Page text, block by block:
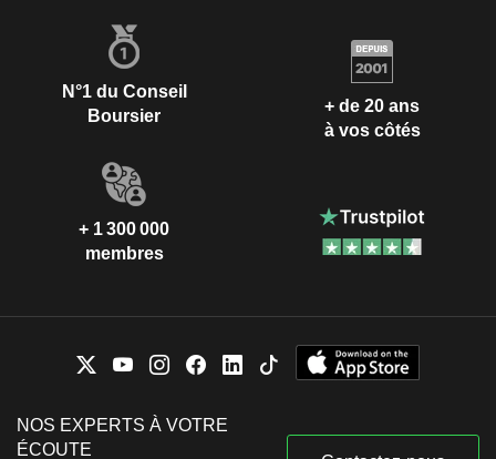
N°1 du Conseil
Boursier
+ de 20 ans
à vos côtés
+ 1 300 000
membres
NOS EXPERTS À VOTRE
ÉCOUTE